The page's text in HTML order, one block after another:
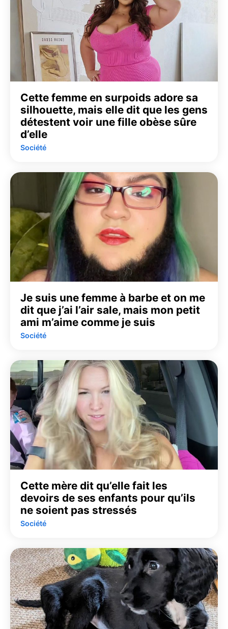
Cette femme en surpoids adore sa
silhouette, mais elle dit que les gens
détestent voir une fille obèse sûre
d’elle
Société
Je suis une femme à barbe et on me
dit que j’ai l’air sale, mais mon petit
ami m’aime comme je suis
Société
Cette mère dit qu’elle fait les
devoirs de ses enfants pour qu’ils
ne soient pas stressés
Société